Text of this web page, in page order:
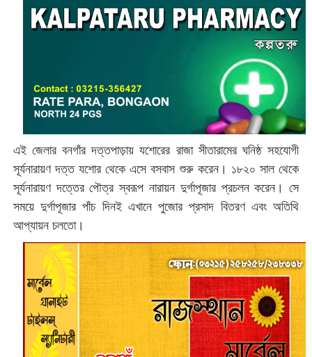
এই জেলার বনগাঁর দত্তপাড়ায় যশোরের রাজা সীতারামের ঘনিষ্ঠ সহযোগী
সূর্যনারায়ণ দত্ত যশোর থেকে এসে বসবাস শুরু করেন। ১৮২০ সাল থেকে
সূর্যনারায়ণ দত্তের পৌত্র স্বরূপ নারায়ন দুর্গাপূজার প্রচলন করেন। সে
সময়ে দুর্গাপূজার পাঁচ দিনই এখানে পুজোর প্রসাদ বিতরণ এবং অতিথি
আপ্যায়ন চলতো।